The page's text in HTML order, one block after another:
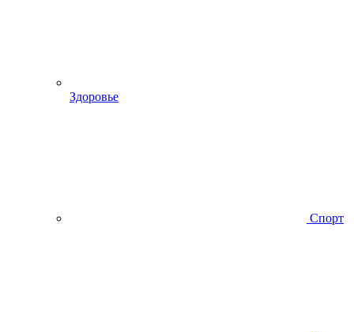
Здоровье
Спорт